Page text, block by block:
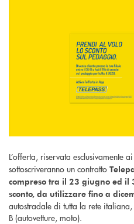
L’offerta, riservata esclusivamente ai
sottoscriveranno un contratto
compreso tra il 23 giugno ed il
sconto, da utilizzare fino a
autostradale di tutta la rete
B (autovetture, moto).